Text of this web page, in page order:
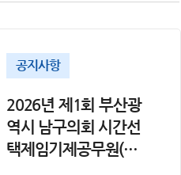
공지사항
2026년 제1회 부산광
역시 남구의회 시간선
택제임기제공무원(비